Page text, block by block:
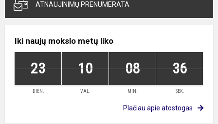
ATNAUJINIMŲ PRENUMERATA
Iki naujų mokslo metų liko
23 10 08 36
DIEN. VAL. MIN. SEK.
Plačiau apie atostogas